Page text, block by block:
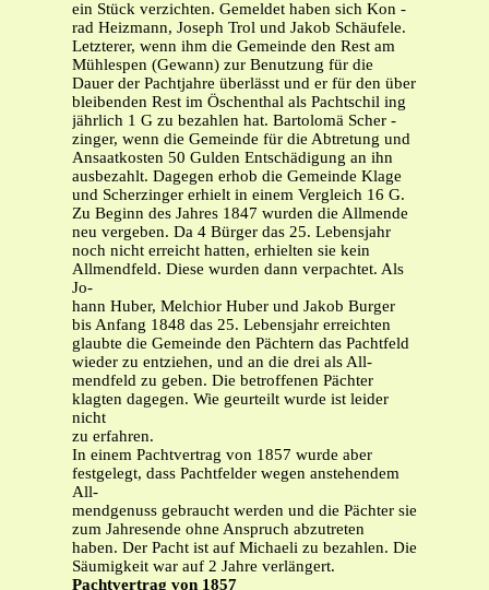
ein Stück verzichten. Gemeldet haben sich Kon -
rad Heizmann, Joseph Trol und Jakob Schäufele.
Letzterer, wenn ihm die Gemeinde den Rest am
Mühlespen (Gewann) zur Benutzung für die
Dauer der Pachtjahre überlässt und er für den über
bleibenden Rest im Öschenthal als Pachtschil ing
jährlich 1 G zu bezahlen hat. Bartolomä Scher -
zinger, wenn die Gemeinde für die Abtretung und
Ansaatkosten 50 Gulden Entschädigung an ihn
ausbezahlt. Dagegen erhob die Gemeinde Klage
und Scherzinger erhielt in einem Vergleich 16 G.
Zu Beginn des Jahres 1847 wurden die Allmende
neu vergeben. Da 4 Bürger das 25. Lebensjahr
noch nicht erreicht hatten, erhielten sie kein
Allmendfeld. Diese wurden dann verpachtet. Als
Jo-
hann Huber, Melchior Huber und Jakob Burger
bis Anfang 1848 das 25. Lebensjahr erreichten
glaubte die Gemeinde den Pächtern das Pachtfeld
wieder zu entziehen, und an die drei als All-
mendfeld zu geben. Die betroffenen Pächter
klagten dagegen. Wie geurteilt wurde ist leider
nicht
zu erfahren.
In einem Pachtvertrag von 1857 wurde aber
festgelegt, dass Pachtfelder wegen anstehendem
All-
mendgenuss gebraucht werden und die Pächter sie
zum Jahresende ohne Anspruch abzutreten
haben. Der Pacht ist auf Michaeli zu bezahlen. Die
Säumigkeit war auf 2 Jahre verlängert.
Pachtvertrag von 1857